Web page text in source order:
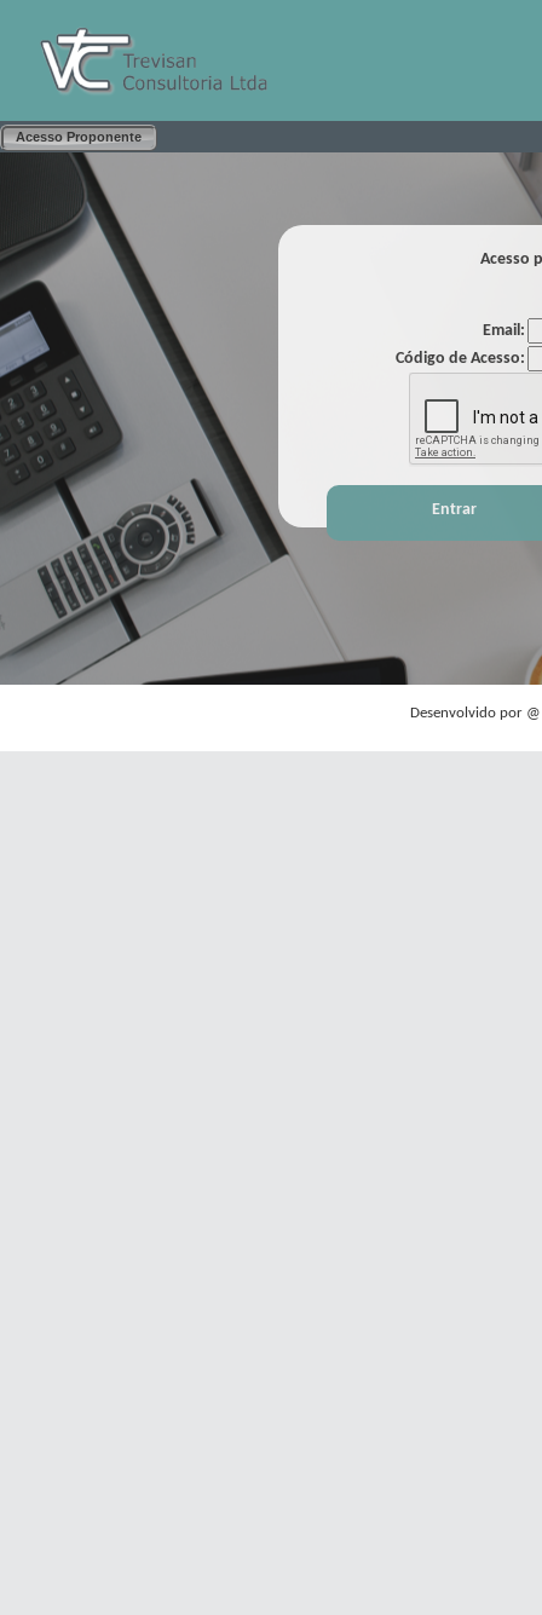
Acesso Proponente
Acesso
Email:
Código de Acesso:
Entrar
Desenvolvido por